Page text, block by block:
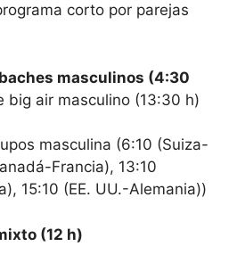
corto por parejas
masculinos (4:30
big air masculino (13:30 h)
masculina (6:10 (Suiza-
Francia), 13:10
15:10 (EE. UU.-Alemania))
(12 h)